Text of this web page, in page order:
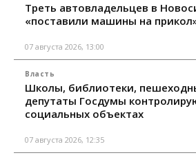
Треть автовладельцев в
«поставили машины на
07 августа 2026, 13:00
Власть
Школы, библиотеки,
депутаты Госдумы
социальных объектах
07 августа 2026, 12:35